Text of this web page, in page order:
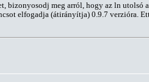
meg arról, hogy az ln utolsó
elfogadja (átirányítja) 0.9.7 verzióra.